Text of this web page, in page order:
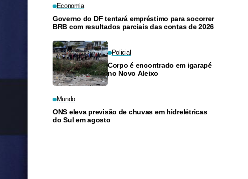
Economia
Governo do DF tentará empréstimo para socorrer
BRB com resultados parciais das contas de 2026
Policial
Corpo é encontrado em igarapé
no Novo Aleixo
Mundo
ONS eleva previsão de chuvas em hidrelétricas
do Sul em agosto